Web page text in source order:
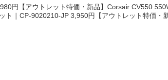
円【アウトレット特価・新品】Corsair CV550
ト｜CP-9020210-JP 3,950円【アウトレット特価・新